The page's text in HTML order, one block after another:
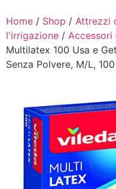
Home / Shop / Attrezzi
l'irrigazione / Accessori
Multilatex 100 Usa e
Senza Polvere, M/L,